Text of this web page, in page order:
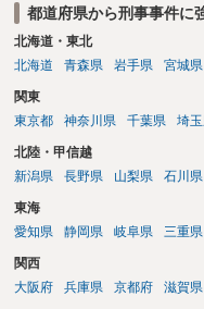
都道府県から刑事事件に
北海道・東北
北海道
青森県 岩手県 宮城県
関東
東京都
神奈川県 千葉県 埼
北陸・甲信越
新潟県
長野県 山梨県 石川県
東海
愛知県
静岡県 岐阜県 三重県
関西
大阪府
兵庫県 京都府 滋賀県